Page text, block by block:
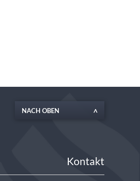
NACH OBEN
Kontakt